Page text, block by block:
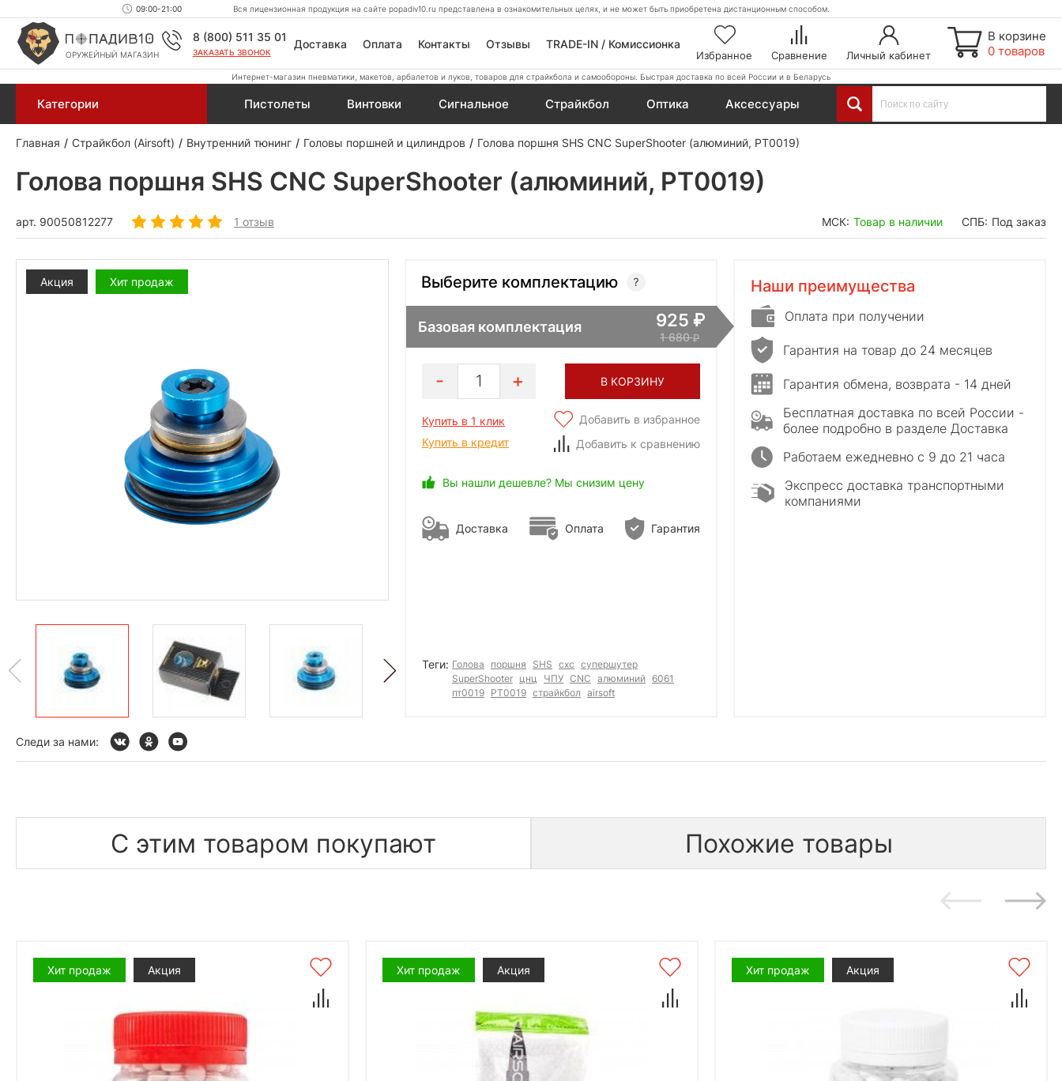
09:00-21:00 Вся лицензионная продукция на сайте popadiv10.ru представлена в ознакомительных целях, и не может быть приобретена дистанционным способом.
ОРУЖЕЙНЫЙ МАГАЗИН
8 (800) 511 35 01
ЗАКАЗАТЬ ЗВОНОК
Доставка Оплата Контакты Отзывы TRADE-IN / Комиссионка
Избранное Сравнение Личный кабинет
В корзине
0 товаров
Интернет-магазин пневматики, макетов, арбалетов и луков, товаров для страйкбола и самообороны. Быстрая доставка по всей России и в Беларусь
Категории Пистолеты Винтовки Сигнальное Страйкбол Оптика Аксессуары
Главная Страйкбол (Airsoft) Внутренний тюнинг Головы поршней и цилиндров Голова поршня SHS CNC SuperShooter (алюминий, PT0019)
Голова поршня SHS CNC SuperShooter (алюминий, PT0019)
арт. 90050812277 1 отзыв МСК: Товар в наличии СПБ: Под заказ
Акция Хит продаж Выберите комплектацию
Базовая комплектация 925
1 680
1 В КОРЗИНУ
Купить в 1 клик
Купить в кредит
Добавить в избранное
Добавить к сравнению
Вы нашли дешевле? Мы снизим цену
Доставка Оплата Гарантия
Теги: Голова поршня SHS схс супершутер
SuperShooter цнц ЧПУ CNC алюминий 6061
пт0019 PT0019 страйкбол airsoft
Наши преимущества
Оплата при получении
Гарантия на товар до 24 месяцев
Гарантия обмена, возврата - 14 дней
Бесплатная доставка по всей России -
более подробно в разделе Доставка
Работаем ежедневно с 9 до 21 часа
Экспресс доставка транспортными
компаниями
Следи за нами:
С этим товаром покупают Похожие товары
Хит продаж Акция Хит продаж Акция Хит продаж Акция